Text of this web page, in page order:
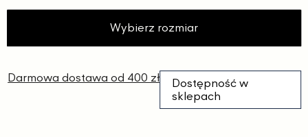
Wybierz rozmiar
Darmowa dostawa od 400 zł
Dostępność w
sklepach